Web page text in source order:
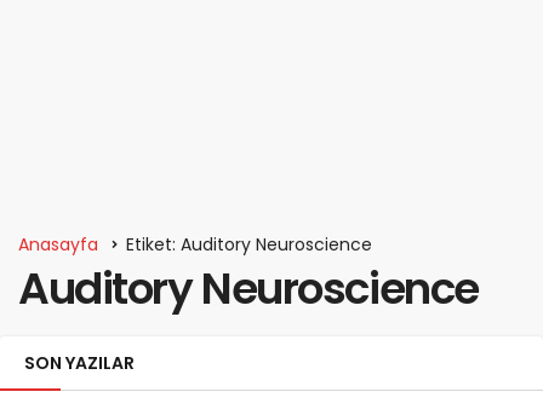
Anasayfa Etiket: Auditory Neuroscience
Auditory Neuroscience
SON YAZILAR